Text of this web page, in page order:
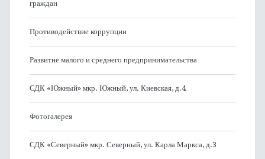
граждан
Противодействие коррупции
Развитие малого и среднего предпринимательства
СДК «Южный» мкр. Южный, ул. Киевская, д.4
Фотогалерея
СДК «Северный» мкр. Северный, ул. Карла Маркса, д.3